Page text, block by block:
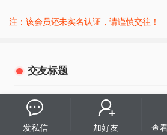
注：该会员还未实名认证，请谨慎交往！
交友标题
基本资料
发私信 加好友 查